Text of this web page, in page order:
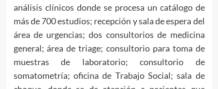
análisis clínicos donde se procesa un catálogo de
más de 700 estudios; recepción y sala de espera del
área de urgencias; dos consultorios de medicina
general; área de triage; consultorio para toma de
muestras de laboratorio; consultorio de
somatometría; oficina de Trabajo Social; sala de